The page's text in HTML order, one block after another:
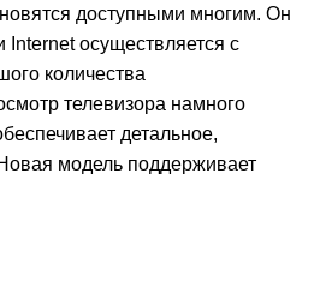
доступными многим. Он
осуществляется с
количества
телевизора намного
детальное,
модель поддерживает